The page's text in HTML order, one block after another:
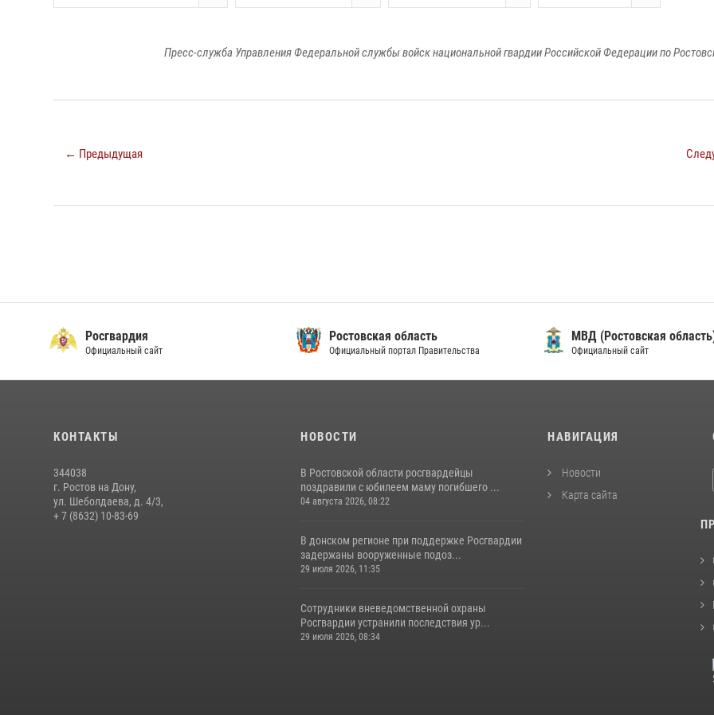
Пресс-служба Управления Федеральной службы войск национальной гвардии Российской Федерации по
← Предыдущая
Росгвардия
Официальный сайт
Ростовская область
Официальный портал Правительства
МВД (Ростовская
Официальный сайт
КОНТАКТЫ
344038
г. Ростов на Дону,
ул. Шеболдаева, д. 4/3,
+ 7 (8632) 10-83-69
НОВОСТИ
В Ростовской области росгвардейцы
поздравили с юбилеем маму погибшего ...
04 августа 2026, 08:22
В донском регионе при поддержке Росгвардии
задержаны вооруженные подоз...
29 июля 2026, 11:35
Сотрудники вневедомственной охраны
Росгвардии устранили последствия ур...
29 июля 2026, 08:34
НАВИГАЦИЯ
Новости
Карта сайта